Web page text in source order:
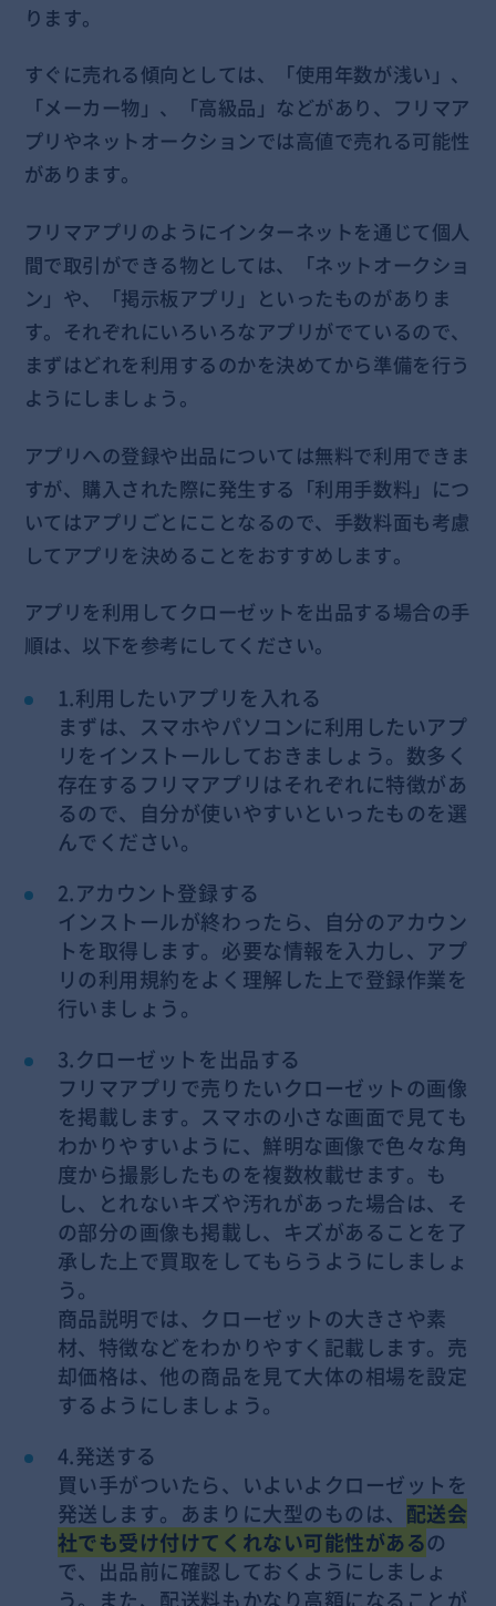
ります。
すぐに売れる傾向としては、「使用年数が浅い」、
「メーカー物」、「高級品」などがあり、フリマア
プリやネットオークションでは高値で売れる可能性
があります。
フリマアプリのようにインターネットを通じて個人
間で取引ができる物としては、「ネットオークショ
ン」や、「掲示板アプリ」といったものがありま
す。それぞれにいろいろなアプリがでているので、
まずはどれを利用するのかを決めてから準備を行う
ようにしましょう。
アプリへの登録や出品については無料で利用できま
すが、購入された際に発生する「利用手数料」につ
いてはアプリごとにことなるので、手数料面も考慮
してアプリを決めることをおすすめします。
アプリを利用してクローゼットを出品する場合の手
順は、以下を参考にしてください。
1.利用したいアプリを入れる
まずは、スマホやパソコンに利用したいアプ
リをインストールしておきましょう。数多く
存在するフリマアプリはそれぞれに特徴があ
るので、自分が使いやすいといったものを選
んでください。
2.アカウント登録する
インストールが終わったら、自分のアカウン
トを取得します。必要な情報を入力し、アプ
リの利用規約をよく理解した上で登録作業を
行いましょう。
3.クローゼットを出品する
フリマアプリで売りたいクローゼットの画像
を掲載します。スマホの小さな画面で見ても
わかりやすいように、鮮明な画像で色々な角
度から撮影したものを複数枚載せます。も
し、とれないキズや汚れがあった場合は、そ
の部分の画像も掲載し、キズがあることを了
承した上で買取をしてもらうようにしましょ
う。
商品説明では、クローゼットの大きさや素
材、特徴などをわかりやすく記載します。売
却価格は、他の商品を見て大体の相場を設定
するようにしましょう。
4.発送する
買い手がついたら、いよいよクローゼットを
発送します。あまりに大型のものは、 配送会
社でも受け付けてくれない可能性があるの
で、出品前に確認しておくようにしましょ